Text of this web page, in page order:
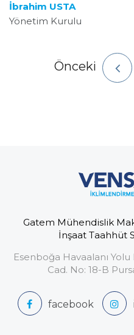
İbrahim USTA
Yönetim Kurulu
Önceki
Gatem Mühendislik
İnşaat Taahhüt
Esenboğa Havaalanı
Cad. No: 18-B